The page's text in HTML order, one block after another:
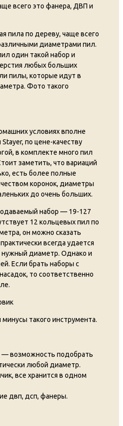
всего это фанера, ДВП и
пила по дереву, чаще всего
диаметрами пил.
один такой набор и
любых больших
пилы, которые идут в
Фото такого
условиях вполне
по цене-качеству
в комплекте много пил
заметить, что вариаций
есть более полные
коронок, диаметры
до очень больших.
набор — 19-127
12 кольцевых пил по
он можно сказать
всегда удается
нужный диаметр. Однако и
Если брать наборы с
то соответственно
такого инструмента.
— возможность подобрать
любой диаметр.
все хранится в одном
двп, дсп, фанеры.